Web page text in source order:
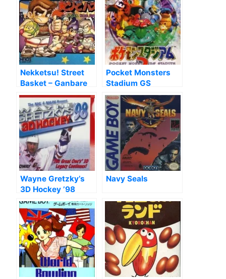
Nekketsu! Street
Basket – Ganbare
Dunk Heroes [T-
Eng0.50]
Pocket Monsters
Stadium GS
Wayne Gretzky’s
3D Hockey ’98
Navy Seals